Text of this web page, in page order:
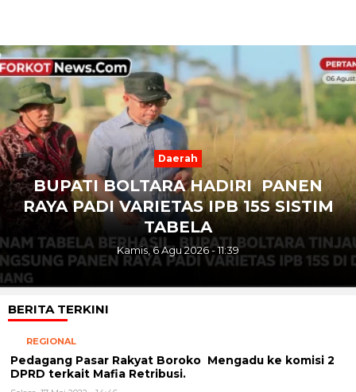
Daerah
BUPATI BOLTARA HADIRI PANEN
RAYA PADI VARIETAS IPB 15S SISTIM
TABELA
Kamis, 6 Agu 2026 - 11:39
Previous
BERITA TERKINI
REGIONAL
Pedagang Pasar Rakyat Boroko Mengadu ke komisi 2
DPRD terkait Mafia Retribusi.